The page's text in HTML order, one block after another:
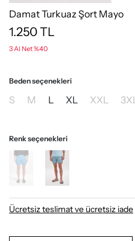
Damat Turkuaz Şort Mayo
1.250TL
3 Al Net %40
Beden seçenekleri
S M L XL XXL 3XL
Renk seçenekleri
Ücretsiz teslimat ve ücretsiz iade